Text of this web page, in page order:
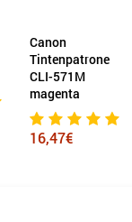
Canon
Tintenpatrone
CLI-571M
magenta
16,47€